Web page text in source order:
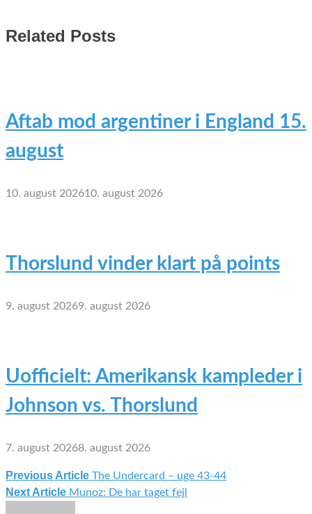
Related Posts
Aftab mod argentiner i England 15.
august
10. august 202610. august 2026
Thorslund vinder klart på points
9. august 20269. august 2026
Uofficielt: Amerikansk kampleder i
Johnson vs. Thorslund
7. august 20268. august 2026
Indlægsnavigation
Previous Article The Undercard – uge 43-44
Next Article Munoz: De har taget fejl